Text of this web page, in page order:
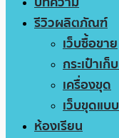
รีวิวผลิตภัณฑ์
เว็บซื้อขาย
กระเป๋าเ
เครื่องขุด
เว็บขุดแบ
ห้องเรียน